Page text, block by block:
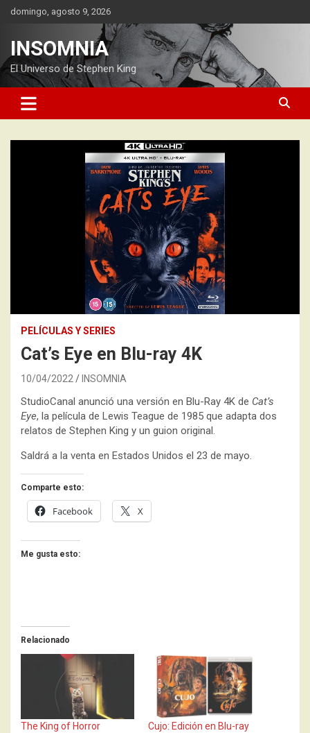
Saltardomingo, agosto 9, 2026
INSOMNIA
El Universo de Stephen King
PELÍCULAS Y SERIES
Cat’s Eye en Blu-ray 4K
10/04/2022 INSOMNIA
StudioCanal anunció una versión en Blu-Ray 4K de Cat’s
Eye, la película de Lewis Teague de 1985 que adapta dos
relatos de Stephen King y un guion original.
Saldrá a la venta en Estados Unidos el 23 de mayo.
Comparte esto:
Facebook X
Me gusta esto:
Relacionado
The King of Horror
Cujo: Edición en Blu-ray